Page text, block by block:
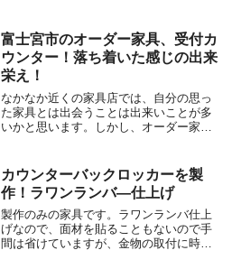
ル天板の修理塗装！家族の思い出を捨て
られない！についてお伝えします。
富士宮市のオーダー家具、受付カ
ウンター！落ち着いた感じの出来
栄え！
なかなか近くの家具店では、自分の思っ
た家具とは出会うことは出来いことが多
いかと思います。しかし、オーダー家具
まった場所に合わせて作るのですから当
然なんですけどね！今回は、富士宮市の
オーダー家具、受付カウンター！落ち着
いた感じの出来栄え！について紹介しま
す。
カウンターバックロッカーを製
作！ラワンランバ―仕上げ
製作のみの家具です。ラワンランバ仕上
げなので、面材を貼ることもないので手
間は省けていますが、金物の取付に時間